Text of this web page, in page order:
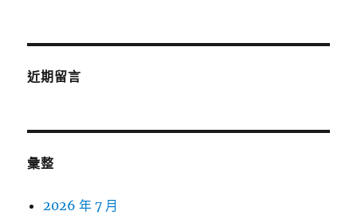
近期留言
彙整
2026 年 7 月